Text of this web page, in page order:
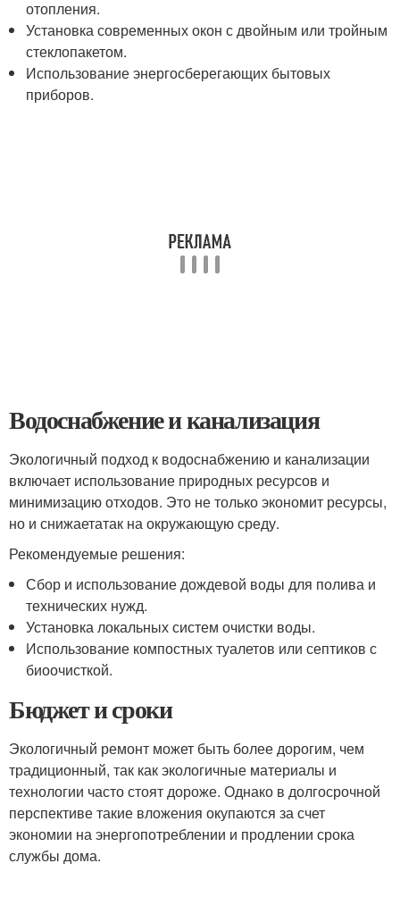
отопления.
Установка современных окон с двойным или тройным
стеклопакетом.
Использование энергосберегающих бытовых
приборов.
Водоснабжение и канализация
Экологичный подход к водоснабжению и канализации
включает использование природных ресурсов и
минимизацию отходов. Это не только экономит ресурсы,
но и снижаетатак на окружающую среду.
Рекомендуемые решения:
Сбор и использование дождевой воды для полива и
технических нужд.
Установка локальных систем очистки воды.
Использование компостных туалетов или септиков с
биоочисткой.
Бюджет и сроки
Экологичный ремонт может быть более дорогим, чем
традиционный, так как экологичные материалы и
технологии часто стоят дороже. Однако в долгосрочной
перспективе такие вложения окупаются за счет
экономии на энергопотреблении и продлении срока
службы дома.